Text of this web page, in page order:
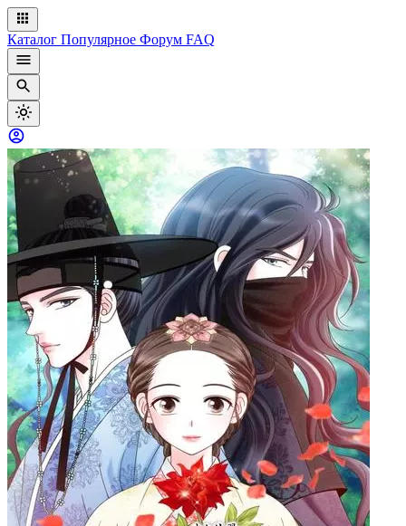
Каталог Популярное Форум FAQ